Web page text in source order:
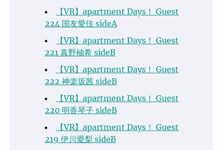
【VR】apartment Days！ Guest
224 国友愛佳 sideA
【VR】apartment Days！ Guest
221 真野柚希 sideB
【VR】apartment Days！ Guest
222 神楽坂茜 sideB
【VR】apartment Days！ Guest
220 明香琴子 sideB
【VR】apartment Days！ Guest
219 伊川愛梨 sideB